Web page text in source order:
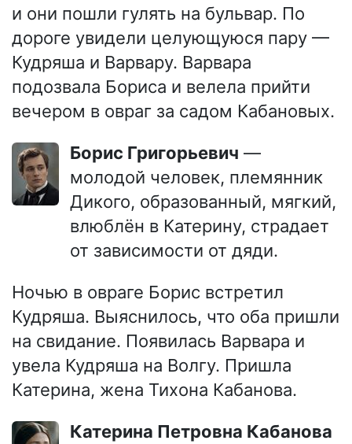
и они пошли гулять на бульвар. По
дороге увидели целующуюся пару —
Кудряша и Варвару. Варвара
подозвала Бориса и велела прийти
вечером в овраг за садом Кабановых.
Борис Григорьевич —
молодой человек, племянник
Дикого, образованный, мягкий,
влюблён в Катерину, страдает
от зависимости от дяди.
Ночью в овраге Борис встретил
Кудряша. Выяснилось, что оба пришли
на свидание. Появилась Варвара и
увела Кудряша на Волгу. Пришла
Катерина, жена Тихона Кабанова.
Катерина Петровна Кабанова